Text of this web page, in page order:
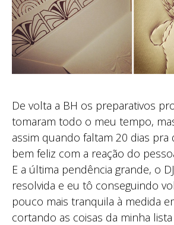
De volta a BH os preparativos
tomaram todo o meu tempo,
assim quando faltam 20 dias pra
bem feliz com a reação do
E a última pendência grande, o
resolvida e eu tô conseguindo
pouco mais tranquila à medida
cortando as coisas da minha